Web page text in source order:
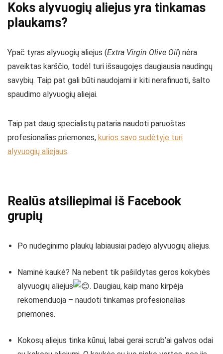
Koks alyvuogių aliejus yra tinkamas
plaukams?
Ypač tyras alyvuogių aliejus (Extra Virgin Olive Oil) nėra
paveiktas karščio, todėl turi išsaugojęs daugiausia naudingų
savybių. Taip pat gali būti naudojami ir kiti nerafinuoti, šalto
spaudimo alyvuogių aliejai.
Taip pat daug specialistų pataria naudoti paruoštas
profesionalias priemones, kurios savo sudėtyje turi
alyvuogių aliejaus.
Realūs atsiliepimai iš Facebook
grupių
Po nudeginimo plaukų labiausiai padėjo alyvuogių aliejus.
Naminė kaukė? Na nebent tik pašildytas geros kokybės
alyvuogių aliejus
. Daugiau, kaip mano kirpėja
rekomenduoja – naudoti tinkamas profesionalias
priemones.
Kokosų aliejus tinka kūnui, labai gerai scrub’ai galvos odai